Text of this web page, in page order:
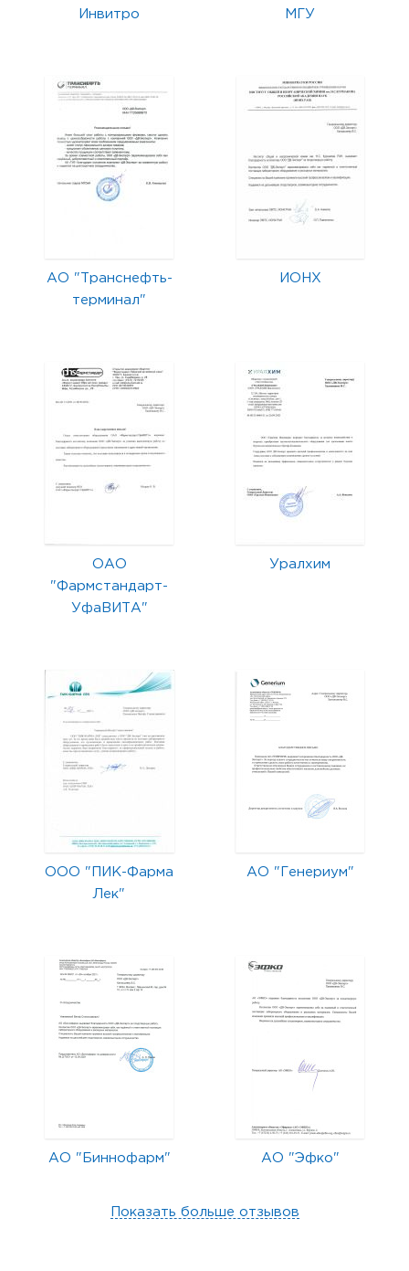
Инвитро МГУ
АО "Транснефть-
терминал"
ИОНХ
ОАО
"Фармстандарт-
УфаВИТА"
Уралхим
ООО "ПИК-Фарма
Лек"
АО "Генериум"
АО "Биннофарм" АО "Эфко"
Показать больше отзывов